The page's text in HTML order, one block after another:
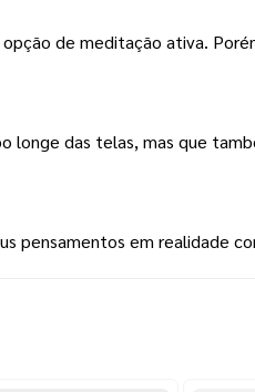
de meditação ativa.
longe das telas, mas que
pensamentos em realidade